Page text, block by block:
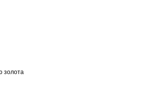
золота